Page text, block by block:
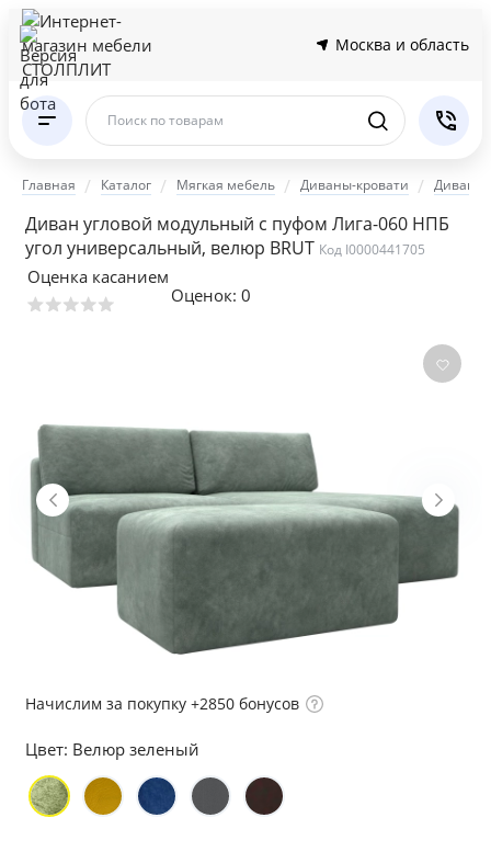
Москва и область
Поиск по товарам
Главная Каталог Мягкая мебель Диваны-кровати Диваны
Диван угловой модульный с пуфом Лига-060 НПБ
угол универсальный, велюр BRUT Код I0000441705
Оценка касанием
Оценок: 0
Начислим за покупку +2850 бонусов
Цвет: Велюр зеленый